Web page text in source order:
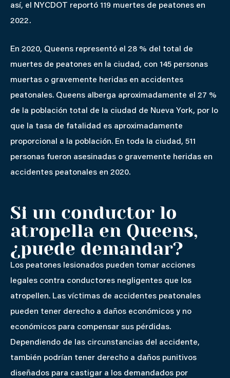
así, el NYCDOT reportó 119 muertes de peatones en
2022.
En 2020, Queens representó el 28 % del total de
muertes de peatones en la ciudad, con 145 personas
muertas o gravemente heridas en accidentes
peatonales. Queens alberga aproximadamente el 27 %
de la población total de la ciudad de Nueva York, por lo
que la tasa de fatalidad es aproximadamente
proporcional a la población. En toda la ciudad, 511
personas fueron asesinadas o gravemente heridas en
accidentes peatonales en 2020.
Si un conductor lo
atropella en Queens,
¿puede demandar?
Los peatones lesionados pueden tomar acciones
legales contra conductores negligentes que los
atropellen. Las víctimas de accidentes peatonales
pueden tener derecho a daños económicos y no
económicos para compensar sus pérdidas.
Dependiendo de las circunstancias del accidente,
también podrían tener derecho a daños punitivos
diseñados para castigar a los demandados por